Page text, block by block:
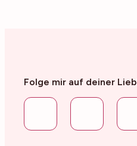
Folge mir auf deiner